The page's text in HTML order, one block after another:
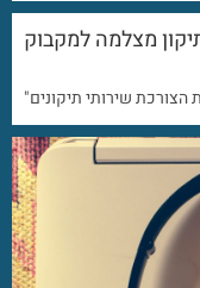
מצלמה למקבוק